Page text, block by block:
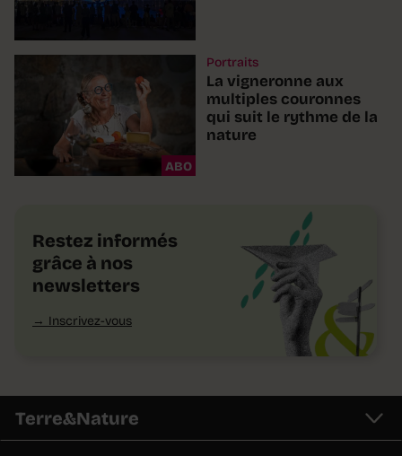
ABO
Portraits
La vigneronne aux
multiples couronnes
qui suit le rythme de la
nature
Restez informés
grâce à nos
newsletters
Inscrivez-vous
Terre&Nature